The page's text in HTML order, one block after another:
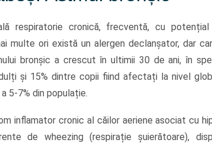
respiratorie cronică, frecventă, cu
multe ori există un alergen declanșator, dar
bronșic a crescut în ultimii 30 de ani, în
și 15% dintre copii fiind afectați la nivel
5-7% din populație.
inflamator cronic al căilor aeriene asociat cu
de wheezing (respirație șuierătoare),